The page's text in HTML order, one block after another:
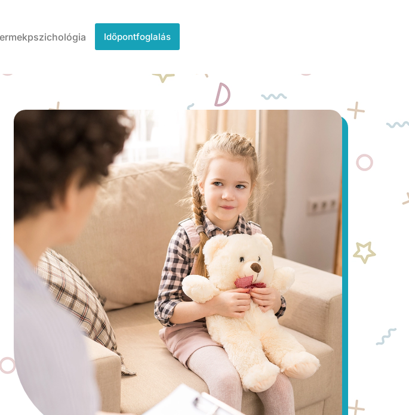
Időpontfoglalás